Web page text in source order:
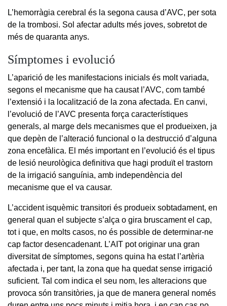
L’hemorràgia cerebral és la segona causa d’AVC, per sota
de la trombosi. Sol afectar adults més joves, sobretot de
més de quaranta anys.
Símptomes i evolució
L’aparició de les manifestacions inicials és molt variada,
segons el mecanisme que ha causat l’AVC, com també
l’extensió i la localització de la zona afectada. En canvi,
l’evolució de l’AVC presenta força característiques
generals, al marge dels mecanismes que el produeixen, ja
que depèn de l’alteració funcional o la destrucció d’alguna
zona encefàlica. El més important en l’evolució és el tipus
de lesió neurològica definitiva que hagi produït el trastorn
de la irrigació sanguínia, amb independència del
mecanisme que el va causar.
L’accident isquèmic transitori és produeix sobtadament, en
general quan el subjecte s’alça o gira bruscament el cap,
tot i que, en molts casos, no és possible de determinar-ne
cap factor desencadenant. L’AIT pot originar una gran
diversitat de símptomes, segons quina ha estat l’artèria
afectada i, per tant, la zona que ha quedat sense irrigació
suficient. Tal com indica el seu nom, les alteracions que
provoca són transitòries, ja que de manera general només